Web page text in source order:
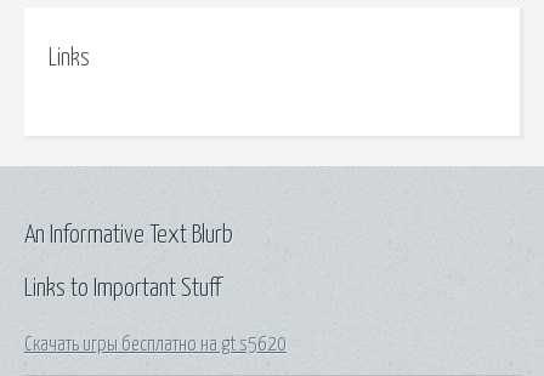
Links
Links to Important Stuff
Скачать игры бесплатно на gt s5620
An Informative Text Blurb